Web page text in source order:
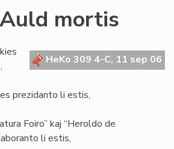
mortis
HeKo 309 4-C, 11 sep 06
prezidanto li estis,
Foiro” kaj “Heroldo de
li estis,